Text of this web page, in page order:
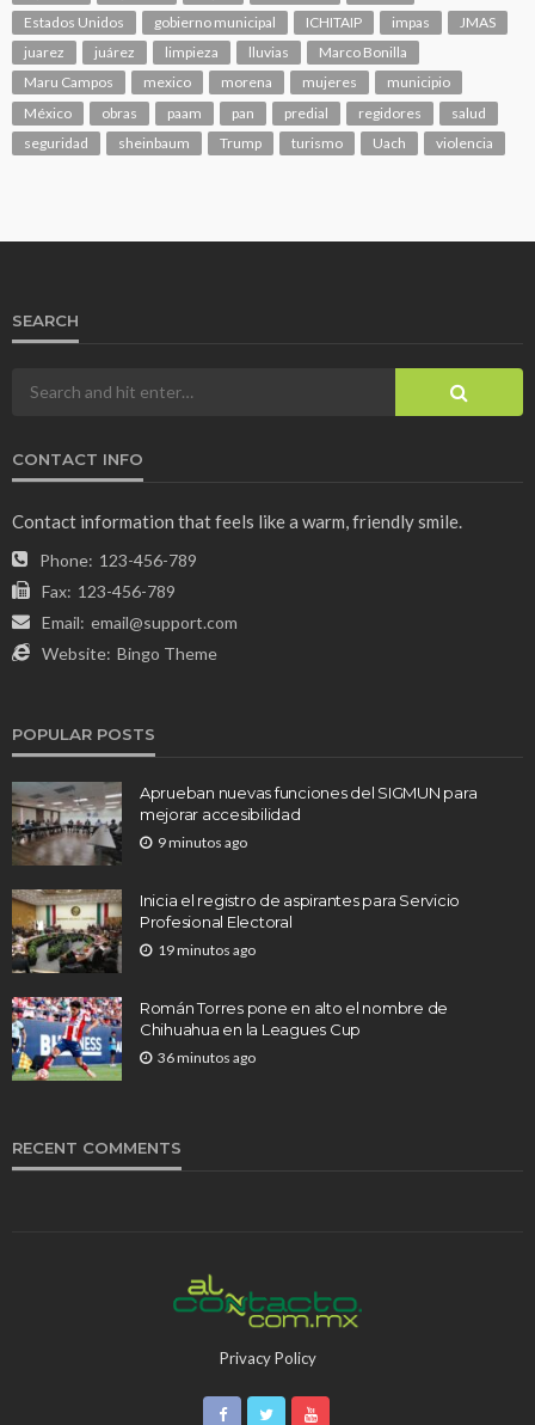
Estados Unidos
gobierno municipal ICHITAIP impas
JMAS
juarez
juárez limpieza lluvias
Marco Bonilla
Maru Campos
mexico morena mujeres
municipio
México
obras paam pan predial regidores
salud
seguridad
sheinbaum Trump turismo Uach violencia
SEARCH
CONTACT INFO
Contact information that feels like a warm, friendly smile.
Phone: 123-456-789
Fax: 123-456-789
Email: email@support.com
Website: Bingo Theme
POPULAR POSTS
Aprueban nuevas funciones del SIGMUN para
mejorar accesibilidad
9 minutos ago
Inicia el registro de aspirantes para Servicio
Profesional Electoral
19 minutos ago
Román Torres pone en alto el nombre de
Chihuahua en la Leagues Cup
36 minutos ago
RECENT COMMENTS
Privacy Policy